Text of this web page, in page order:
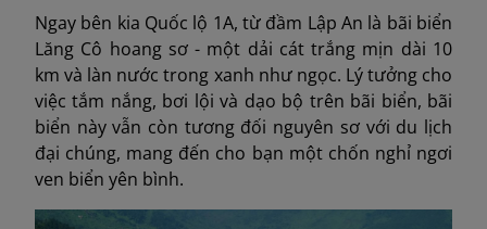
Ngay bên kia Quốc lộ 1A, từ đầm Lập An là bãi biển
Lăng Cô hoang sơ - một dải cát trắng mịn dài 10
km và làn nước trong xanh như ngọc. Lý tưởng cho
việc tắm nắng, bơi lội và dạo bộ trên bãi biển, bãi
biển này vẫn còn tương đối nguyên sơ với du lịch
đại chúng, mang đến cho bạn một chốn nghỉ ngơi
ven biển yên bình.